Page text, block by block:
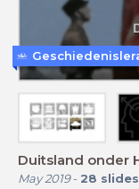
Duitsland onder
May 2019- 28 slides